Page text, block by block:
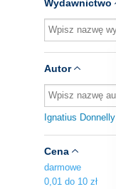
Wydawnictwo
Autor
Ignatius Donnelly
Cena
darmowe
0,01 do 10 zł